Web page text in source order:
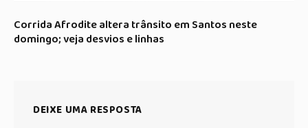
Corrida Afrodite altera trânsito em Santos neste
domingo; veja desvios e linhas
DEIXE UMA RESPOSTA